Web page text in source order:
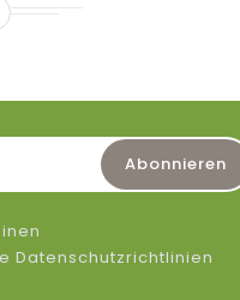
Datenschutzrichtlinien